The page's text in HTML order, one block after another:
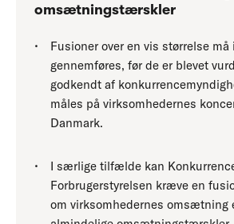
omsætningstærskler
Fusioner over en vis størrelse må
gennemføres, før de er blevet
godkendt af
måles på virksomhedernes
Danmark.
I særlige tilfælde kan
Forbrugerstyrelsen kræve en
om virksomhedernes omsætning